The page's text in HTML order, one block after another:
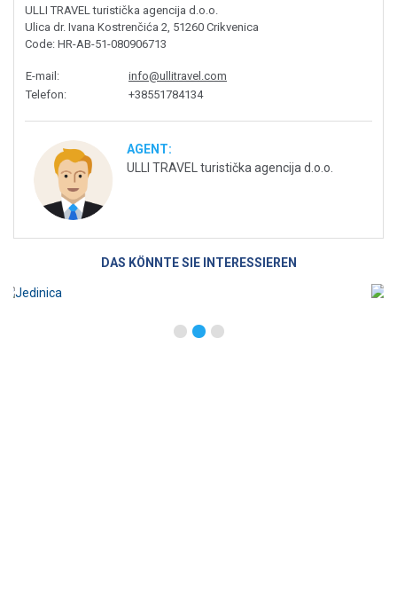
ULLI TRAVEL turistička agencija d.o.o.
Ulica dr. Ivana Kostrenčića 2, 51260 Crikvenica
Code: HR-AB-51-080906713
E-mail :
info@ullitravel.com
Telefon: +38551784134
AGENT:
ULLI TRAVEL turistička agencija d.o.o.
DAS KÖNNTE SIE INTERESSIEREN